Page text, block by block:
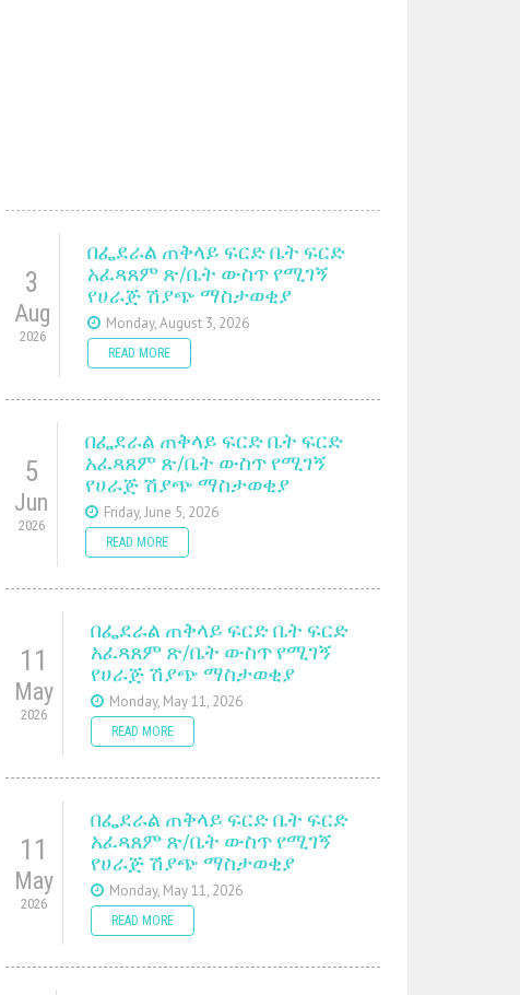
3
Aug
2026
በፌደራል ጠቅላይ ፍርድ ቤት ፍርድ
አፈጻጸም ጽ/ቤት ውስጥ የሚገኝ
የሀራጅ ሽያጭ ማስታወቂያ
Monday, August 3, 2026
READ MORE
5
Jun
2026
በፌደራል ጠቅላይ ፍርድ ቤት ፍርድ
አፈጻጸም ጽ/ቤት ውስጥ የሚገኝ
የሀራጅ ሽያጭ ማስታወቂያ
Friday, June 5, 2026
READ MORE
11
May
2026
በፌደራል ጠቅላይ ፍርድ ቤት ፍርድ
አፈጻጸም ጽ/ቤት ውስጥ የሚገኝ
የሀራጅ ሽያጭ ማስታወቂያ
Monday, May 11, 2026
READ MORE
11
May
2026
በፌደራል ጠቅላይ ፍርድ ቤት ፍርድ
አፈጻጸም ጽ/ቤት ውስጥ የሚገኝ
የሀራጅ ሽያጭ ማስታወቂያ
Monday, May 11, 2026
READ MORE